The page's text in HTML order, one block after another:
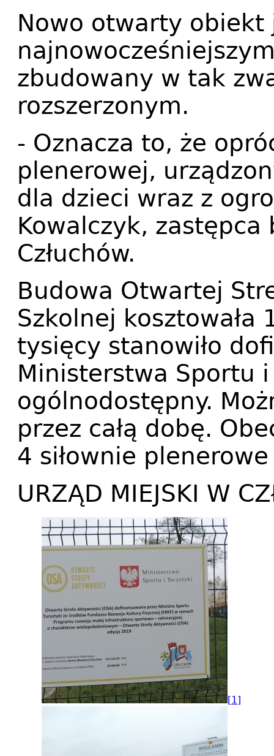
Nowo otwarty
zbudowany w tak
rozszerzonym.
- Oznacza to, że
plenerowej,
dla dzieci wraz z
Kowalczyk,
Człuchów.
Budowa Otwartej
Szkolnej kosztowała
tysięcy stanowiło
Ministerstwa Sportu
ogólnodostępny.
przez całą dobę.
4 siłownie
URZĄD MIEJSKI W
[1]